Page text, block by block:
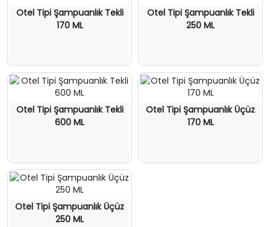
Otel Tipi Şampuanlık Tekli
170 ML
Otel Tipi Şampuanlık Tekli
250 ML
Otel Tipi Şampuanlık Tekli
600 ML
Otel Tipi Şampuanlık Üçüz
170 ML
Otel Tipi Şampuanlık Üçüz
250 ML